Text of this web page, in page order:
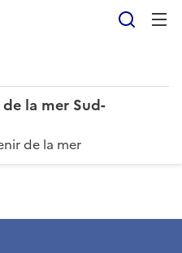
la mer Sud-
de la mer